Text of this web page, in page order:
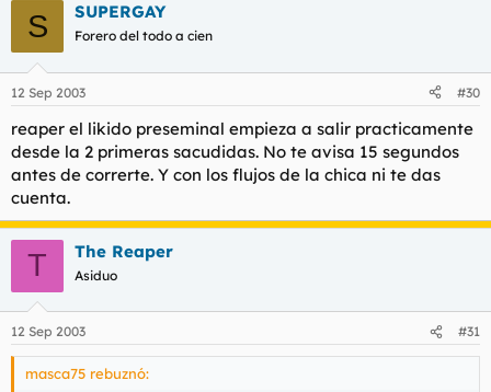
S SUPERGAY
Forero del todo a cien
12 Sep 2003 #30
reaper el likido preseminal empieza a salir practicamente
desde la 2 primeras sacudidas. No te avisa 15 segundos
antes de correrte. Y con los flujos de la chica ni te das
cuenta.
T The Reaper
Asiduo
12 Sep 2003 #31
masca75 rebuznó: